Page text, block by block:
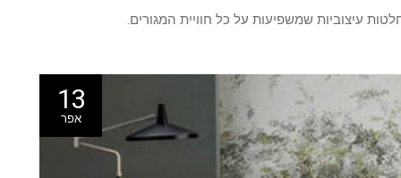
עיצוביות שמשפיעות על כל חוויית המגורים.
13
אפר